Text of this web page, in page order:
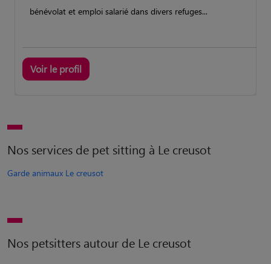
bénévolat et emploi salarié dans divers refuges...
Voir le profil
Nos services de pet sitting à Le creusot
Garde animaux Le creusot
Nos petsitters autour de Le creusot